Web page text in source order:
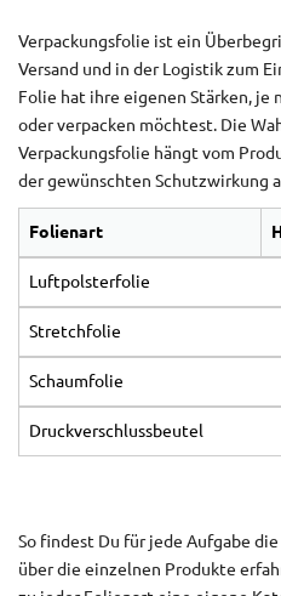
Verpackungsfolie ist ein
Versand und in der Logistik zum
Folie hat ihre eigenen Stärken, je
oder verpacken möchtest. Die
Verpackungsfolie hängt vom
der gewünschten Schutzwirkung
Folienart
Luftpolsterfolie
Stretchfolie
Schaumfolie
Druckverschlussbeutel
So findest Du für jede Aufgabe
über die einzelnen Produkte